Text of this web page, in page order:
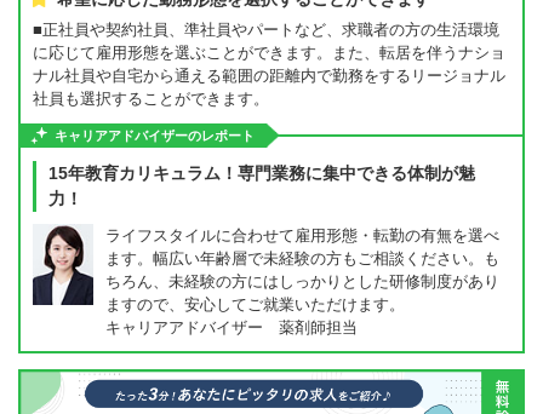
■正社員や契約社員、準社員やパートなど、求職者の方の生活環境
に応じて雇用形態を選ぶことができます。また、転居を伴うナショ
ナル社員や自宅から通える範囲の距離内で勤務をするリージョナル
社員も選択することができます。
キャリアアドバイザーのレポート
15年教育カリキュラム！専門業務に集中できる体制が魅
力！
ライフスタイルに合わせて雇用形態・転勤の有無を選べ
ます。幅広い年齢層で未経験の方もご相談ください。も
ちろん、未経験の方にはしっかりとした研修制度があり
ますので、安心してご就業いただけます。
キャリアアドバイザー 薬剤師担当